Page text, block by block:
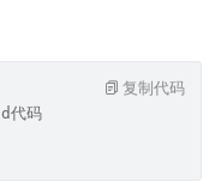
代码
复制代码